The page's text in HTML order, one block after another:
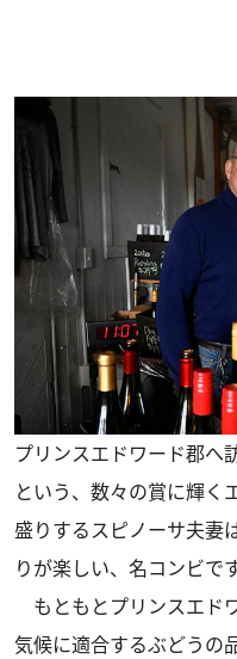
プリンスエドワード郡へ
という、数々の賞に輝く
盛りするスピノーサ夫妻
りが楽しい、名コンビです
もともとプリンスエド
気候に適合するぶどうの